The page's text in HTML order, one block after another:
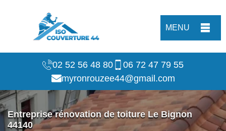
MENU
02 52 56 48 80
06 72 47 79 55
myronrouzee44@gmail.com
Entreprise rénovation de toiture Le Bignon
44140